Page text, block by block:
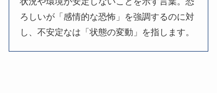
ろしいが「感情的な恐怖」を強調するのに対
し、不安定なは「状態の変動」を指します。